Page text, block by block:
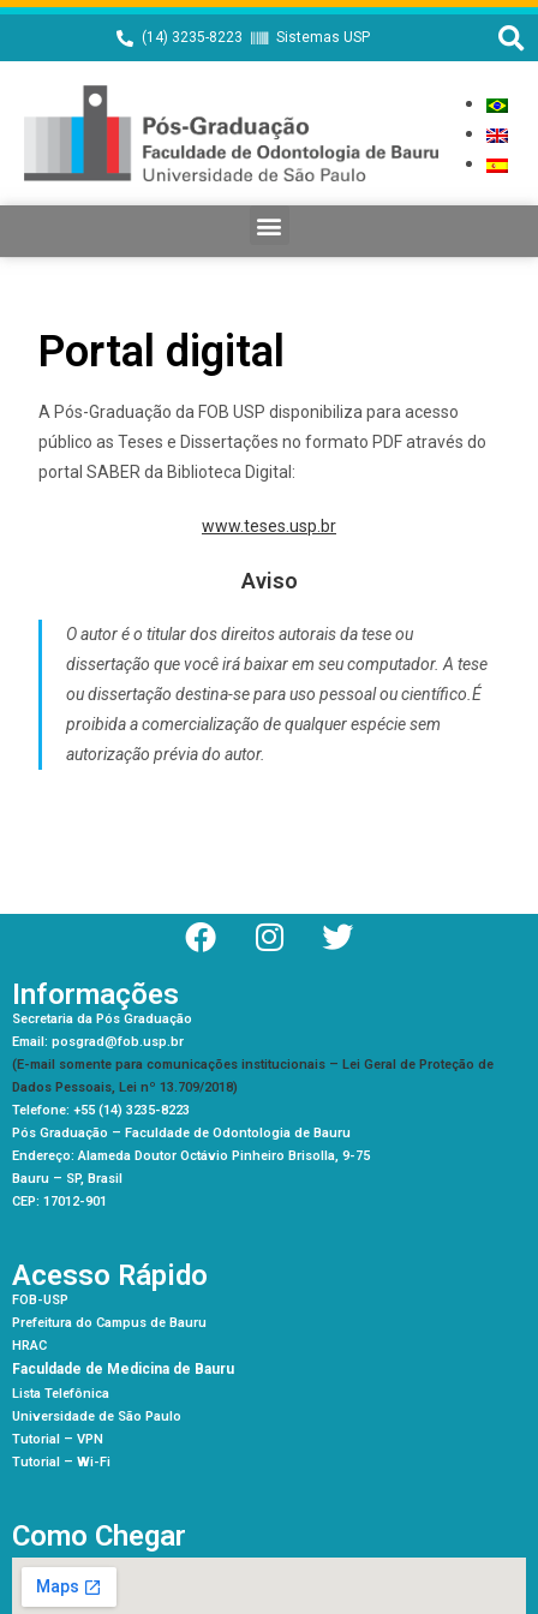
(14) 3235-8223 Sistemas USP
Portal digital
A Pós-Graduação da FOB USP disponibiliza para acesso
público as Teses e Dissertações no formato PDF através do
portal SABER da Biblioteca Digital:
www.teses.usp.br
Aviso
O autor é o titular dos direitos autorais da tese ou
dissertação que você irá baixar em seu computador. A tese
ou dissertação destina-se para uso pessoal ou científico.É
proibida a comercialização de qualquer espécie sem
autorização prévia do autor.
Informações
Secretaria da Pós Graduação
Email: posgrad@fob.usp.br
(E-mail somente para comunicações institucionais – Lei Geral de Proteção de
Dados Pessoais, Lei nº 13.709/2018)
Telefone: +55 (14) 3235-8223
Pós Graduação – Faculdade de Odontologia de Bauru
Endereço: Alameda Doutor Octávio Pinheiro Brisolla, 9-75
Bauru – SP, Brasil
CEP: 17012-901
Acesso Rápido
FOB-USP
Prefeitura do Campus de Bauru
HRAC
Faculdade de Medicina de Bauru
Lista Telefônica
Universidade de São Paulo
Tutorial – VPN
Tutorial – Wi-Fi
Como Chegar